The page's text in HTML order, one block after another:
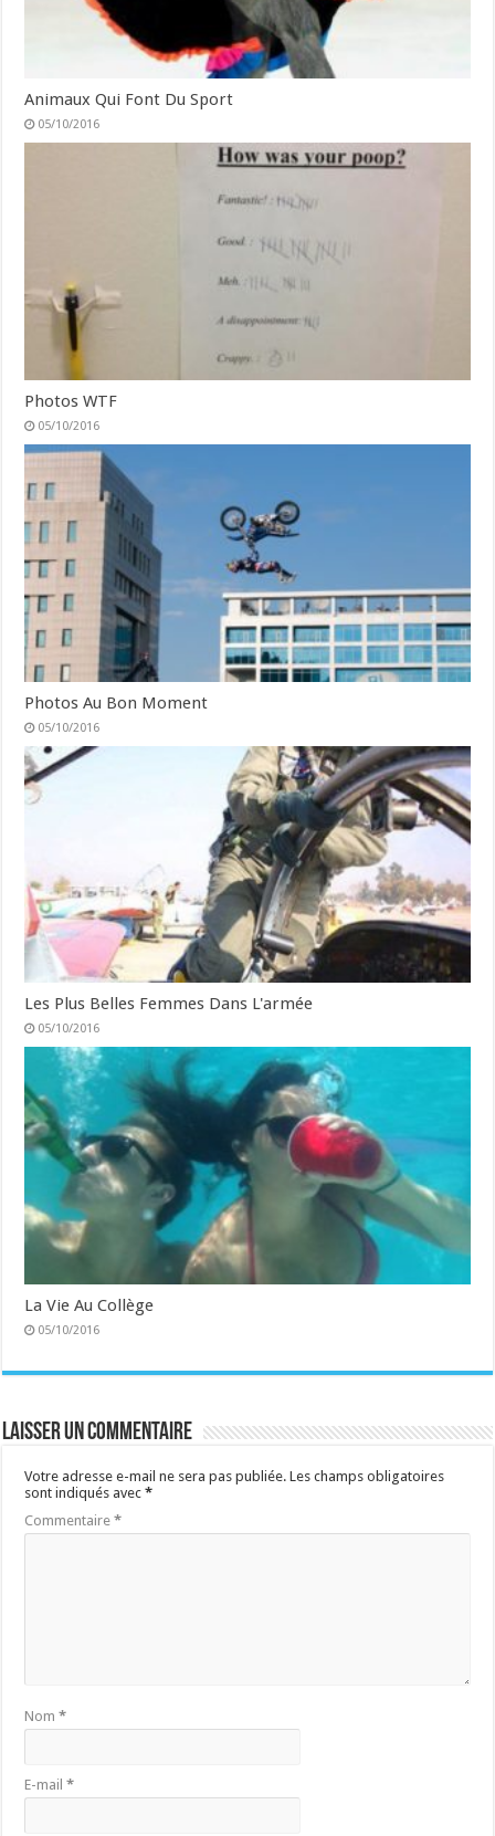
Animaux Qui Font Du Sport
05/10/2016
Photos WTF
05/10/2016
Photos Au Bon Moment
05/10/2016
Les Plus Belles Femmes Dans L'armée
05/10/2016
La Vie Au Collège
05/10/2016
Laisser un commentaire
Votre adresse e-mail ne sera pas publiée. Les champs obligatoires
sont indiqués avec*
Commentaire*
Nom*
E-mail*